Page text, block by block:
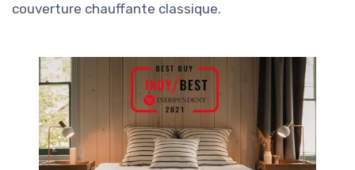
couverture chauffante classique.